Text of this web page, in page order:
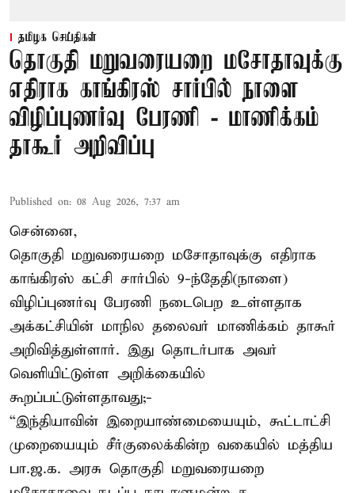
தமிழக செய்திகள்
தொகுதி மறுவரையறை மசோதாவுக்கு
எதிராக காங்கிரஸ் சார்பில் நாளை
விழிப்புணர்வு பேரணி - மாணிக்கம்
தாகூர் அறிவிப்பு
Published on: 08 Aug 2026, 7:37 am
சென்னை,
தொகுதி மறுவரையறை மசோதாவுக்கு எதிராக
காங்கிரஸ் கட்சி சார்பில் 9-ந்தேதி(நாளை)
விழிப்புணர்வு பேரணி நடைபெற உள்ளதாக
அக்கட்சியின் மாநில தலைவர் மாணிக்கம் தாகூர்
அறிவித்துள்ளார். இது தொடர்பாக அவர்
வெளியிட்டுள்ள அறிக்கையில்
கூறப்பட்டுள்ளதாவது;-
“இந்தியாவின் இறையாண்மையையும், கூட்டாட்சி
முறையையும் சீர்குலைக்கின்ற வகையில் மத்திய
பா.ஜ.க. அரசு தொகுதி மறுவரையறை